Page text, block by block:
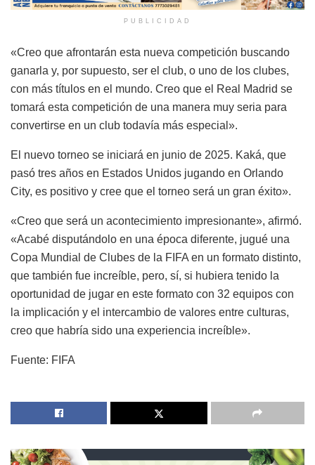
PUBLICIDAD
«Creo que afrontarán esta nueva competición buscando
ganarla y, por supuesto, ser el club, o uno de los clubes,
con más títulos en el mundo. Creo que el Real Madrid se
tomará esta competición de una manera muy seria para
convertirse en un club todavía más especial».
El nuevo torneo se iniciará en junio de 2025. Kaká, que
pasó tres años en Estados Unidos jugando en Orlando
City, es positivo y cree que el torneo será un gran éxito».
«Creo que será un acontecimiento impresionante», afirmó.
«Acabé disputándolo en una época diferente, jugué una
Copa Mundial de Clubes de la FIFA en un formato distinto,
que también fue increíble, pero, sí, si hubiera tenido la
oportunidad de jugar en este formato con 32 equipos con
la implicación y el intercambio de valores entre culturas,
creo que habría sido una experiencia increíble».
Fuente: FIFA